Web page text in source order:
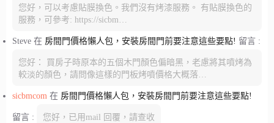
您好，可以考慮貼膜換色。我們沒有烤漆服務。 有貼膜換色的
服務，可參考: https://sicbm…
Steve 在 房間門價格懶人包，安裝房間門前要注意這些要點! 留言 :
您好： 買房子時原本的五個木門顏色偏暗黑，老慮將其噴烤為
較淡的顏色，請問像這樣的門板烤噴價格大概落…
sicbmcom 在 房間門價格懶人包，安裝房間門前要注意這些要點!
留言 : 您好，已用mail 回覆，請查收